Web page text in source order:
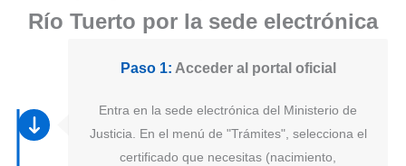
Río Tuerto por la sede electrónica
Paso 1: Acceder al portal oficial
Entra en la sede electrónica del Ministerio de
Justicia. En el menú de "Trámites", selecciona el
certificado que necesitas (nacimiento,